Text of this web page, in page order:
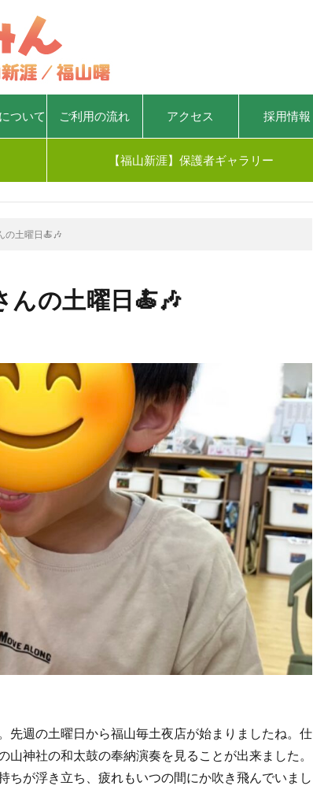
ついて ご利用の流れ アクセス 採用情報
【福山新涯】保護者ギャラリー
の土曜日🍝🎶
んの土曜日🍝🎶
先週の土曜日から福山毎土夜店が始まりましたね。仕
神社の和太鼓の奉納演奏を見ることが出来ました。
ちが浮き立ち、疲れもいつの間にか吹き飛んでいまし